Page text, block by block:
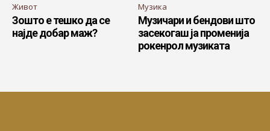
Живот
Зошто е тешко да се
најде добар маж?
Музика
Музичари и бендови што
засекогаш ја променија
рокенрол музиката